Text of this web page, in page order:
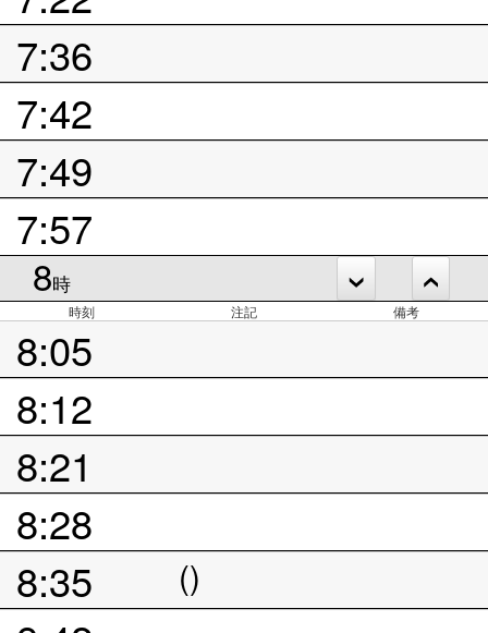
7:36
7:42
7:49
7:57
8時
時刻 注記 備考
8:05
8:12
8:21
8:28
8:35
()